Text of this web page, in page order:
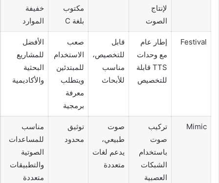
لإنتاج
الصوت
مكتوب
بلغة C
خفيفة
الموارد
Festival
إطار عام
مع وحدات
TTS قابلة
للتخصيص
قابل
للتخصيص،
مناسب
للأبحاث
صعب
الاستخدام
للمبتدئين
ويتطلب
معرفة
برمجية
الأفضل
للمشاريع
البحثية
والأكاديمية
Mimic
تركيب
صوت
باستخدام
الشبكات
العصبية
صوت
طبيعي،
يدعم لغات
متعددة
توثيق
محدود
مناسب
للمساعدات
الصوتية
والتطبيقات
متعددة